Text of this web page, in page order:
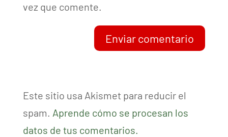
vez que comente.
Enviar comentario
Este sitio usa Akismet para reducir el
spam. Aprende cómo se procesan los
datos de tus comentarios.